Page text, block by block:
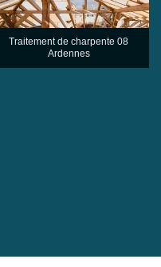
Traitement de charpente 08
Ardennes